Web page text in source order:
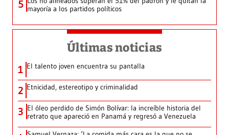
5 mayoría a los partidos políticos
Últimas noticias
1 El talento joven encuentra su pantalla​
2 Etnicidad, estereotipo y criminalidad
3 El óleo perdido de Simón Bolívar: la increíble historia del
retrato que apareció en Panamá y regresó a Venezuela